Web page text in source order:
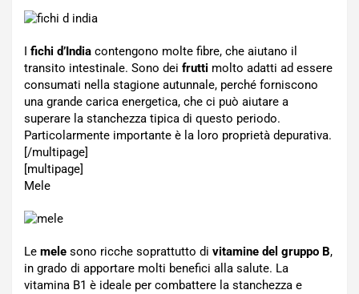
I fichi d’India contengono molte fibre, che aiutano il
transito intestinale. Sono dei frutti molto adatti ad essere
consumati nella stagione autunnale, perché forniscono
una grande carica energetica, che ci può aiutare a
superare la stanchezza tipica di questo periodo.
Particolarmente importante è la loro proprietà depurativa.
[/multipage]
[multipage]
Mele
Le mele sono ricche soprattutto di vitamine del gruppo B,
in grado di apportare molti benefici alla salute. La
vitamina B1 è ideale per combattere la stanchezza e